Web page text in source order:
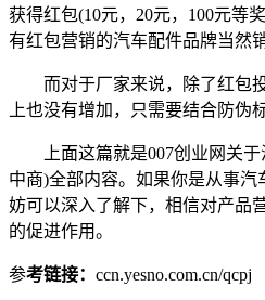
获得红包(10元，20元，100元等
有红包营销的汽车配件品牌当然
而对于厂家来说，除了红包
上也没有增加，只需要结合防伪
上面这篇就是007创业网关于
中商)全部内容。如果你是从事
妨可以深入了解下，相信对产品
的促进作用。
参考链接： ccn.yesno.com.cn/qcpj